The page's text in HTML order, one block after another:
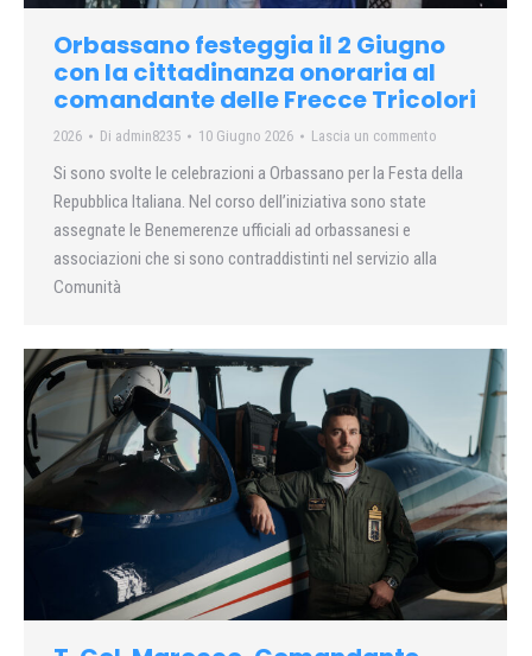
Orbassano festeggia il 2 Giugno
con la cittadinanza onoraria al
comandante delle Frecce Tricolori
2026 Di admin8235 10 Giugno 2026 Lascia un commento
Si sono svolte le celebrazioni a Orbassano per la Festa della
Repubblica Italiana. Nel corso dell’iniziativa sono state
assegnate le Benemerenze ufficiali ad orbassanesi e
associazioni che si sono contraddistinti nel servizio alla
Comunità